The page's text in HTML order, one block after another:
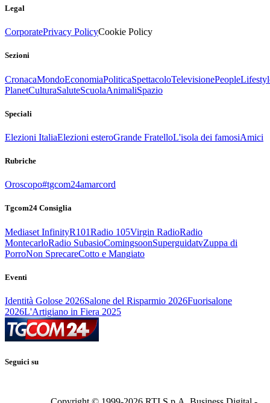
Legal
CorporatePrivacy PolicyCookie Policy
Sezioni
CronacaMondoEconomiaPoliticaSpettacoloTelevisionePeople
PlanetCulturaSaluteScuolaAnimaliSpazio
Speciali
Elezioni ItaliaElezioni esteroGrande FratelloL'isola dei famosiAmici
Rubriche
Oroscopo#tgcom24amarcord
Tgcom24 Consiglia
Mediaset InfinityR101Radio 105Virgin RadioRadio
MontecarloRadio SubasioComingsoonSuperguidatvZuppa di
PorroNon SprecareCotto e Mangiato
Eventi
Identità Golose 2026Salone del Risparmio 2026Fuorisalone
2026L'Artigiano in Fiera 2025
Seguici su